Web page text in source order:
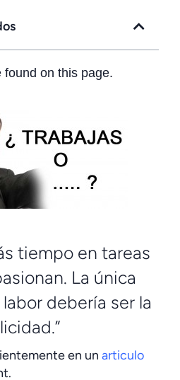
found on this page.
tiempo en tareas
La única
debería ser la
en un articulo